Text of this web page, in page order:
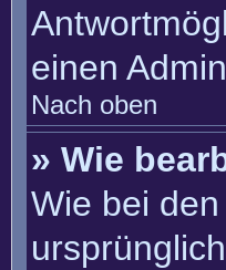
einen
Nach oben
» Wie
Wie bei